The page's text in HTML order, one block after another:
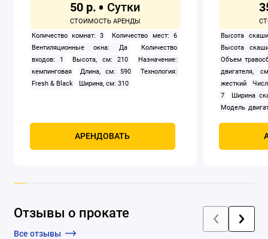
50 р.
Количество комнат: 3
Количество мест: 6
Вентиляционные окна: Да
Количество
входов: 1
Высота, см: 210
Назначение:
кемпинговая
Длина, см: 590
Технология:
Fresh & Black
Ширина, см: 310
АРЕНДОВАТЬ
Высота
Высота
Объем
двигателя,
жесткий
7
Ширина
Модель
Мощность,
Отзывы о прокате
Все отзывы